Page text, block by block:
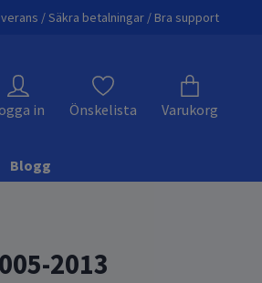
/ Säkra betalningar / Bra support
in Önskelista Varukorg
Blogg
2013